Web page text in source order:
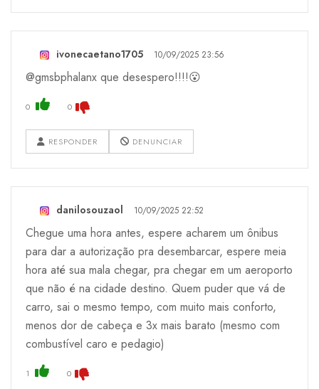
ivonecaetano1705 10/09/2025 23:56
@gmsbphalanx que desespero!!!!😮
0 0
RESPONDER DENUNCIAR
danilosouzaol 10/09/2025 22:52
Chegue uma hora antes, espere acharem um ônibus
para dar a autorização pra desembarcar, espere meia
hora até sua mala chegar, pra chegar em um aeroporto
que não é na cidade destino. Quem puder que vá de
carro, sai o mesmo tempo, com muito mais conforto,
menos dor de cabeça e 3x mais barato (mesmo com
combustível caro e pedagio)
1 0